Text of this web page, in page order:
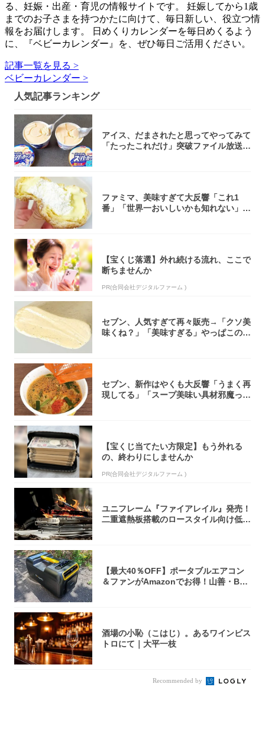
る、妊娠・出産・育児の情報サイトです。 妊娠してから1歳
までのお子さまを持つかたに向けて、毎日新しい、役立つ情
報をお届けします。 日めくりカレンダーを毎日めくるよう
に、『ベビーカレンダー』を、ぜひ毎日ご活用ください。
記事一覧を見る >
ベビーカレンダー >
人気記事ランキング
アイス、だまされたと思ってやってみて
「たったこれだけ」突破ファイル放送で
ファミマ、美味すぎて大反響「これ1
番」「世界一おいしいかも知れない」
【宝くじ落選】外れ続ける流れ、ここで
断ちませんか
PR(合同会社デジタルファーム )
セブン、人気すぎて再々販売→「クソ美
味くね？」「美味すぎる」やっぱこのク
セブン、新作はやくも大反響「うまく再
現してる」「スープ美味い具材邪魔って
【宝くじ当てたい方限定】もう外れる
の、終わりにしませんか
PR(合同会社デジタルファーム )
ユニフレーム『ファイアレイル』発売！
二重遮熱板搭載のロースタイル向け低型
【最大40％OFF】ポータブルエアコン
＆ファンがAmazonでお得！山善・Bo
酒場の小恥（こはじ）。あるワインビス
トロにて｜大平一枝
Recommended by